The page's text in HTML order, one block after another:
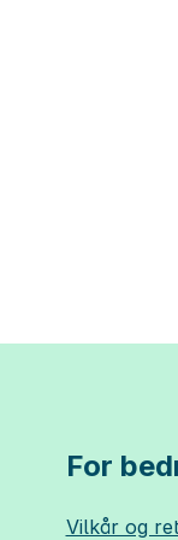
For
Vilkår og